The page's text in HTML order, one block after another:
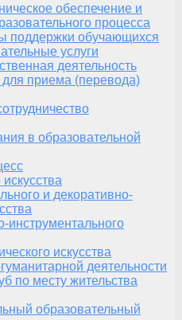
обеспечение и
процесса
поддержки обучающихся
услуги
деятельность
приема (перевода)
в образовательной
и декоративно-
инструментального
искусства
деятельности
по месту жительства
образовательный